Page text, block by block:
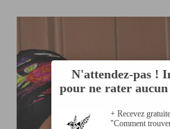
N'attendez-pas !
pour ne rater
+ Recevez
"Comment